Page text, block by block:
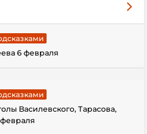
6 февраля
Василевского, Тарасова,